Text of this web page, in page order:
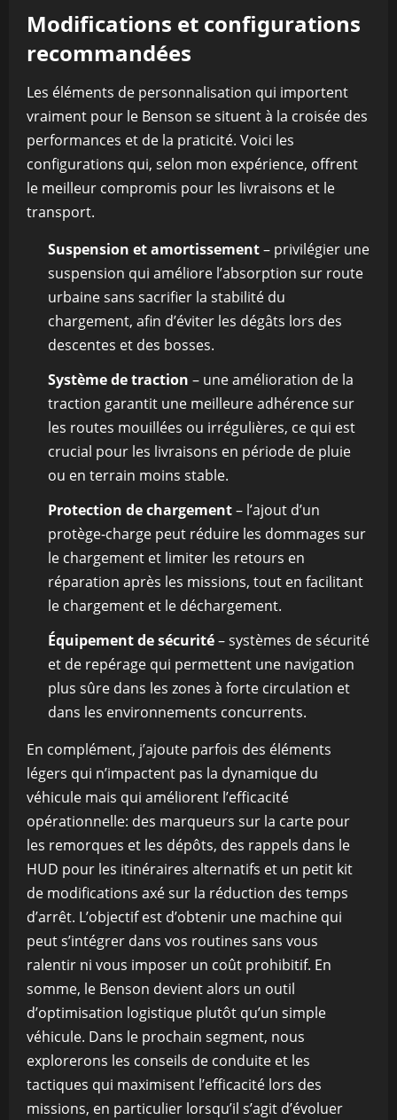
Modifications et configurations
recommandées
Les éléments de personnalisation qui importent
vraiment pour le Benson se situent à la croisée des
performances et de la praticité. Voici les
configurations qui, selon mon expérience, offrent
le meilleur compromis pour les livraisons et le
transport.
Suspension et amortissement– privilégier une
suspension qui améliore l’absorption sur route
urbaine sans sacrifier la stabilité du
chargement, afin d’éviter les dégâts lors des
descentes et des bosses.
Système de traction – une amélioration de la
traction garantit une meilleure adhérence sur
les routes mouillées ou irrégulières, ce qui est
crucial pour les livraisons en période de pluie
ou en terrain moins stable.
Protection de chargement– l’ajout d’un
protège-charge peut réduire les dommages sur
le chargement et limiter les retours en
réparation après les missions, tout en facilitant
le chargement et le déchargement.
Équipement de sécurité– systèmes de sécurité
et de repérage qui permettent une navigation
plus sûre dans les zones à forte circulation et
dans les environnements concurrents.
En complément, j’ajoute parfois des éléments
légers qui n’impactent pas la dynamique du
véhicule mais qui améliorent l’efficacité
opérationnelle: des marqueurs sur la carte pour
les remorques et les dépôts, des rappels dans le
HUD pour les itinéraires alternatifs et un petit kit
de modifications axé sur la réduction des temps
d’arrêt. L’objectif est d’obtenir une machine qui
peut s’intégrer dans vos routines sans vous
ralentir ni vous imposer un coût prohibitif. En
somme, le Benson devient alors un outil
d’optimisation logistique plutôt qu’un simple
véhicule. Dans le prochain segment, nous
explorerons les conseils de conduite et les
tactiques qui maximisent l’efficacité lors des
missions, en particulier lorsqu’il s’agit d’évoluer